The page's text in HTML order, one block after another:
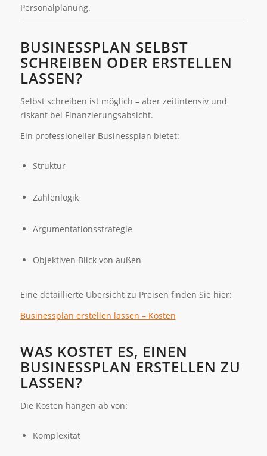
Personalplanung.
BUSINESSPLAN SELBST
SCHREIBEN ODER ERSTELLEN
LASSEN?
Selbst schreiben ist möglich – aber zeitintensiv und
riskant bei Finanzierungsabsicht.
Ein professioneller Businessplan bietet:
Struktur
Zahlenlogik
Argumentationsstrategie
Objektiven Blick von außen
Eine detaillierte Übersicht zu Preisen finden Sie hier:
Businessplan erstellen lassen – Kosten
WAS KOSTET ES, EINEN
BUSINESSPLAN ERSTELLEN ZU
LASSEN?
Die Kosten hängen ab von:
Komplexität